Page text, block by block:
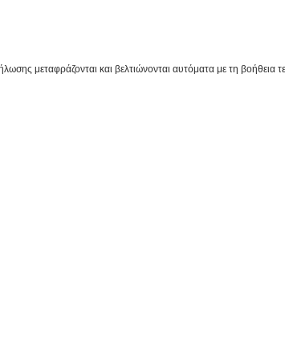
μεταφράζονται και βελτιώνονται αυτόματα με τη βοήθεια